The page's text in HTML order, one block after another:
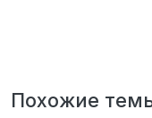
Похожие